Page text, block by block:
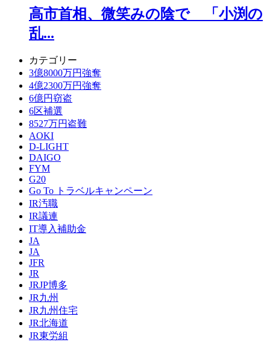
高市首相、微笑みの陰で 「小渕の
乱...
カテゴリー
3億8000万円強奪
4億2300万円強奪
6億円窃盗
6区補選
8527万円盗難
AOKI
D-LIGHT
DAIGO
FYM
G20
Go To トラベルキャンペーン
IR汚職
IR議連
IT導入補助金
JA
JA
JFR
JR
JRJP博多
JR九州
JR九州住宅
JR北海道
JR東労組